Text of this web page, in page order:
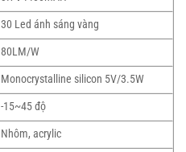
30 Led ánh sáng vàng
80LM/W
Monocrystalline silicon 5V/3.5W
-15~45 độ
Nhôm, acrylic